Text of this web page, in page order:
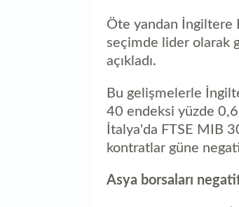
Öte yandan İngiltere
seçimde lider olarak
açıkladı.
Bu gelişmelerle
40 endeksi yüzde
İtalya'da FTSE MIB
kontratlar güne
Asya borsaları